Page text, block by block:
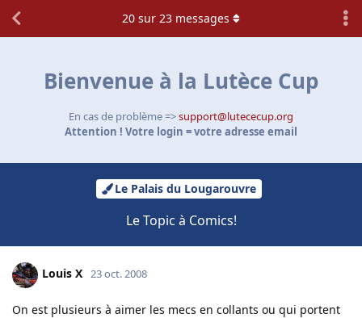
Bienvenue à la Lutèce Cup
En cas de problème =>support@lutececup.org
Attention ! Votre login = votre adresse email
Le Palais du Lougarouvre
Le Topic à Comics!
20 sur 23 messages
Louis X 23 oct. 2008
On est plusieurs à aimer les mecs en collants ou qui portent